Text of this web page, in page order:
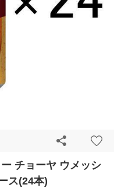
チョーヤ ウメッシ
ス(24本)